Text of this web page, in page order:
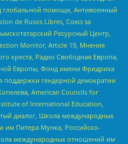
глобальной помощи, Антивоенный
de Rusos Libres, Союз за
Ресурсный Центр,
Monitor, Article 19, Мнение
креста, Радио Свободная Европа,
Европы, Фонд имени Фридриха
поддержки гендерной демократии
American Councils for
of International Education,
диалог, Школа международных
им Питера Мунка, Российско-
международных отношений им